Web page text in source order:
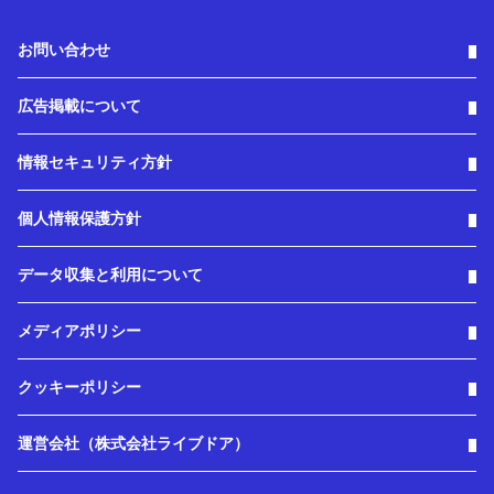
お問い合わせ
広告掲載について
情報セキュリティ方針
個人情報保護方針
データ収集と利用について
メディアポリシー
クッキーポリシー
運営会社（株式会社ライブドア）